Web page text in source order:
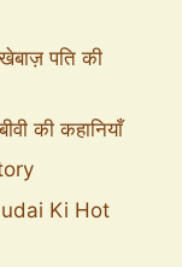
पति की
की कहानियाँ
Ki Hot